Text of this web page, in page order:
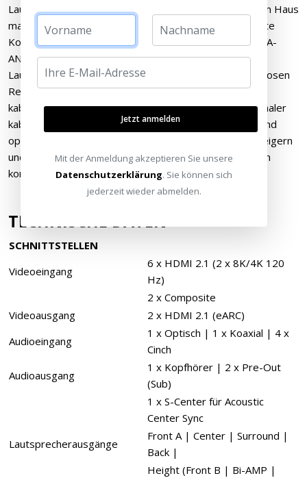
Lautsprecher bis hin zur Einrichtung separater Zonen im Haus
macht es der TA-AN1000 denkbar einfach, eine perfekte
Konfiguration zu realisieren. Darüber hinaus kann der TA-
AN1000 kabellos mit den folgenden optionalen
Lautsprechern von Sony verbunden werden: den kabellosen
Rear-Lautsprechern SA-RS5 und SA-RS3 sowie den
kabellosen Subwoofern SA-SW5 und SA-SW3. Ein optionaler
kabelloser liefert einen druckvollen Bass-Sound, während
optionale Rear-Lautsprecher das Kinoerlebnis noch steigern
und dafür sorgen, dass der Klang auch direkt von hinten
kommt.
TECHNISCHE DATEN
SCHNITTSTELLEN
Videoeingang
6 x HDMI 2.1 (2 x 8K/4K 120
Hz)
2 x Composite
Videoausgang
2 x HDMI 2.1 (eARC)
Audioeingang
1 x Optisch | 1 x Koaxial | 4 x
Cinch
Audioausgang
1 x Kopfhörer | 2 x Pre-Out
(Sub)
1 x S-Center für Acoustic
Center Sync
Lautsprecherausgänge
Front A | Center | Surround |
Back |
Height (Front B | Bi-AMP |
Jetzt anmelden
Mit der Anmeldung akzeptieren Sie unsere
Datenschutzerklärung. Sie können sich
jederzeit wieder abmelden.